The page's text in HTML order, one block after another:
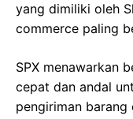
yang dimiliki oleh
commerce paling
SPX menawarkan
cepat dan andal
pengiriman barang